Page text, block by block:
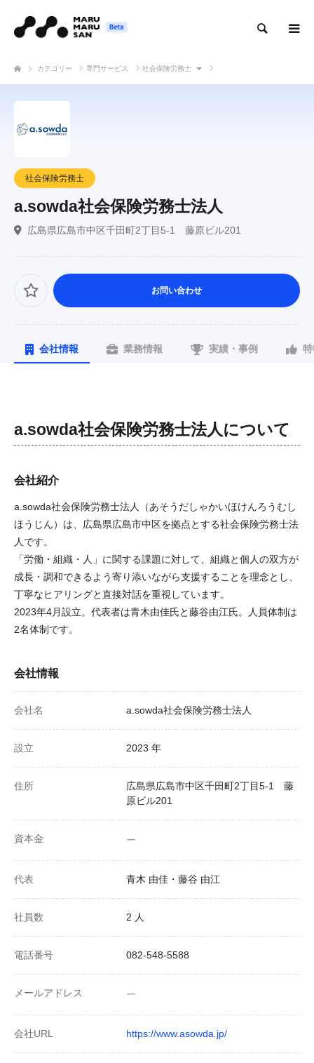
カテゴリー 専門サービス 社会保険労務士
社会保険労務士
a.sowda社会保険労務士法人
広島県広島市中区千田町2丁目5-1 藤原ビル201
お問い合わせ
会社情報 業務情報 実績・事例
a.sowda社会保険労務士法人について
会社紹介
a.sowda社会保険労務士法人（あそうだしゃかいほけんろうむし
ほうじん）は、広島県広島市中区を拠点とする社会保険労務士法
人です。
「労働・組織・人」に関する課題に対して、組織と個人の双方が
成長・調和できるよう寄り添いながら支援することを理念とし、
丁寧なヒアリングと直接対話を重視しています。
2023年4月設立。代表者は青木由佳氏と藤谷由江氏。人員体制は
2名体制です。
会社情報
会社名 a.sowda社会保険労務士法人
設立 2023 年
住所
広島県広島市中区千田町2丁目5-1 藤
原ビル201
資本金 ー
代表 青木 由佳・藤谷 由江
社員数 2 人
電話番号 082-548-5588
メールアドレス ー
会社URL https://www.asowda.jp/